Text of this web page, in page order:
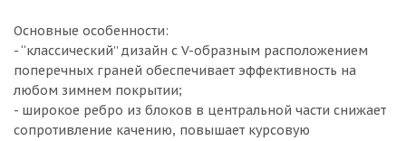
Основные особенности:
- “классический” дизайн с V-образным расположением
поперечных граней обеспечивает эффективность на
любом зимнем покрытии;
- широкое ребро из блоков в центральной части снижает
сопротивление качению, повышает курсовую